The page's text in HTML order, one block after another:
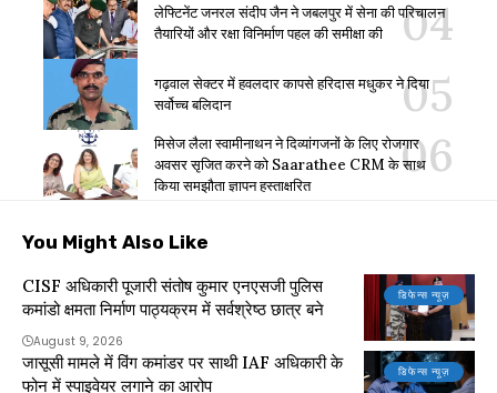
लेफ्टिनेंट जनरल संदीप जैन ने जबलपुर में सेना की परिचालन
तैयारियों और रक्षा विनिर्माण पहल की समीक्षा की
गढ़वाल सेक्टर में हवलदार कापसे हरिदास मधुकर ने दिया
सर्वोच्च बलिदान
मिसेज लैला स्वामीनाथन ने दिव्यांगजनों के लिए रोजगार
अवसर सृजित करने को Saarathee CRM के साथ
किया समझौता ज्ञापन हस्ताक्षरित
You Might Also Like
डिफेन्स न्यूज़
CISF अधिकारी पूजारी संतोष कुमार एनएसजी पुलिस
कमांडो क्षमता निर्माण पाठ्यक्रम में सर्वश्रेष्ठ छात्र बने
August 9, 2026
डिफेन्स न्यूज़
जासूसी मामले में विंग कमांडर पर साथी IAF अधिकारी के
फोन में स्पाइवेयर लगाने का आरोप